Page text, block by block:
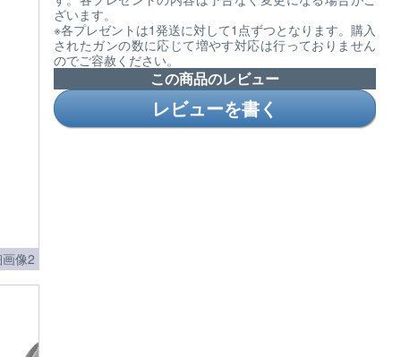
ざいます。
※各プレゼントは1発送に対して1点ずつとなります。購入
されたガンの数に応じて増やす対応は行っておりません
のでご容赦ください。
この商品のレビュー
レビューを書く
像2